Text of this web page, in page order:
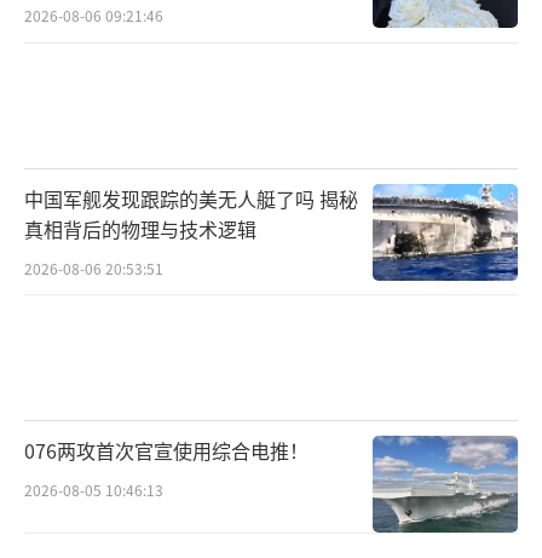
2026-08-06 09:21:46
中国军舰发现跟踪的美无人艇了吗 揭秘
真相背后的物理与技术逻辑
2026-08-06 20:53:51
076两攻首次官宣使用综合电推！
2026-08-05 10:46:13